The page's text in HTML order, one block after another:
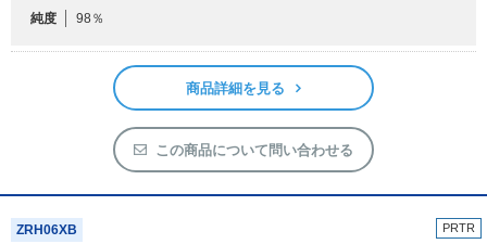
純度 98％
商品詳細を見る
この商品について問い合わせる
PRTR
ZRH06XB